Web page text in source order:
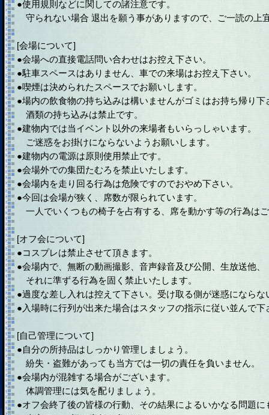
●使用規則などに関しての諸注意です。
守られない場合 退出を願う事がありますので、ご一読の上
[会場について]
●会場への直接電話問い合わせはお控え下さい。
●駐車スペースはありません、車での来場はお控え下さい。
●喫煙は決められたスペースでお願いします。
●場内の飲食物の持ち込みは構いませんがゴミはお持ち帰り下
酒類の持ち込みは禁止です。
●建物内では当イベント以外の来場者もいらっしゃいます。
ご迷惑をお掛けにならないようお願いします。
●建物内の電源は原則使用禁止です。
●会場外での集団たむろを禁止いたします。
●会場内を走り回る行為は危険ですのでおやめ下さい。
●今回は会場が狭く、席数が限られています。
一人でいくつもの椅子を占有する、席を動かす等の行為は
[オフ会について]
●コスプレは禁止させて頂きます。
●会場内で、無断の動画撮影、音声録音及び公開、生放送他、
それに準ずる行為を固く禁止いたします。
●過度な差し入れは控えて下さい。受け取る側が迷惑になら
●入場時に行列が出来た場合はスタッフの指示に従い並んで下
[自己管理について]
●自分の所持品はしっかり管理しましょう。
紛失・盗難があっても当方では一切の責任を負いません。
●会場内が混雑する場合がございます。
体調管理には気を配りましょう。
●オフ会終了後の皆様の行動、その結果によるいかなる問題に